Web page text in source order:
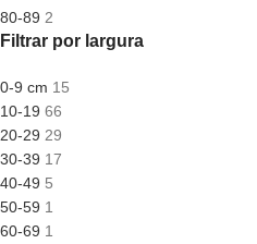
80-89 2
Filtrar por largura
0-9 cm 15
10-19 66
20-29 29
30-39 17
40-49 5
50-59 1
60-69 1